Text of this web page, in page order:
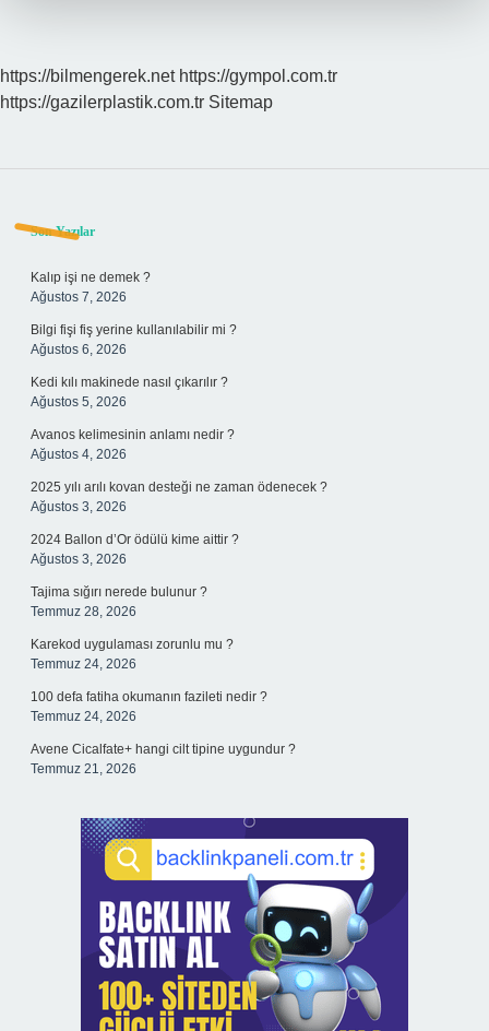
https://bilmengerek.net https://gympol.com.tr
https://gazilerplastik.com.tr Sitemap
Sidebar
Son Yazılar
Kalıp işi ne demek ?
Ağustos 7, 2026
Bilgi fişi fiş yerine kullanılabilir mi ?
Ağustos 6, 2026
Kedi kılı makinede nasıl çıkarılır ?
Ağustos 5, 2026
Avanos kelimesinin anlamı nedir ?
Ağustos 4, 2026
2025 yılı arılı kovan desteği ne zaman ödenecek ?
Ağustos 3, 2026
2024 Ballon d’Or ödülü kime aittir ?
Ağustos 3, 2026
Tajima sığırı nerede bulunur ?
Temmuz 28, 2026
Karekod uygulaması zorunlu mu ?
Temmuz 24, 2026
100 defa fatiha okumanın fazileti nedir ?
Temmuz 24, 2026
Avene Cicalfate+ hangi cilt tipine uygundur ?
Temmuz 21, 2026